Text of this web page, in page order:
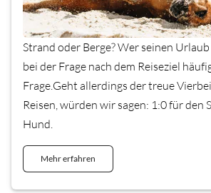
Strand oder Berge? Wer seinen
bei der Frage nach dem Reiseziel
Frage.Geht allerdings der treue
Reisen, würden wir sagen: 1:0 für den
Hund.
Mehr erfahren